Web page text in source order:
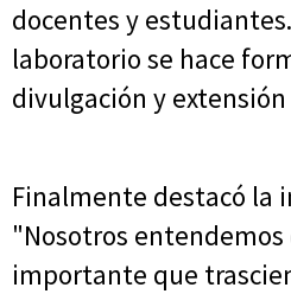
docentes y
laboratorio se hace
divulgación y
Finalmente destacó la
"Nosotros
importante que